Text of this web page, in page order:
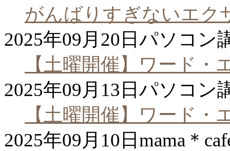
がんばりすぎないエク
2025年09月20日 パソコン
【土曜開催】ワード・
2025年09月13日 パソコン
【土曜開催】ワード・
2025年09月10日 mama＊